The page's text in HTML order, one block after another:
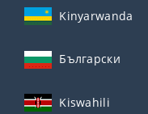
Kinyarwanda
Български
Kiswahili